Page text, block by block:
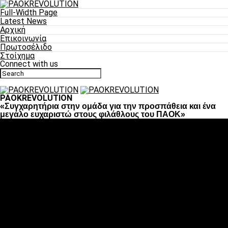
Full-Width Page
Latest News
Αρχική
Επικοινωνία
Πρωτοσέλιδο
Στοίχημα
Connect with us
PAOKREVOLUTION
«Συγχαρητήρια στην ομάδα για την προσπάθεια και ένα
μεγάλο ευχαριστώ στους φιλάθλους του ΠΑΟΚ»